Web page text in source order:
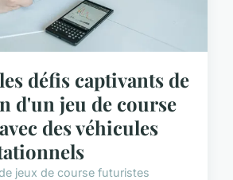
défis captivants de
d'un jeu de course
des véhicules
jeux de course futuristes